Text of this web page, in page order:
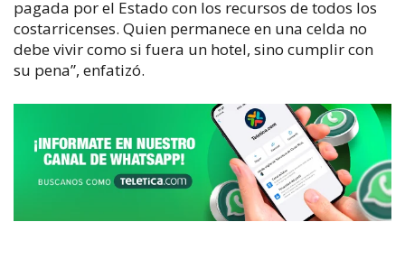
pagada por el Estado con los recursos de todos los
costarricenses. Quien permanece en una celda no
debe vivir como si fuera un hotel, sino cumplir con
su pena”, enfatizó.